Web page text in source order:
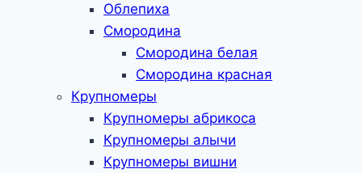
Облепиха
Смородина
Смородина белая
Смородина красная
Крупномеры
Крупномеры абрикоса
Крупномеры алычи
Крупномеры вишни